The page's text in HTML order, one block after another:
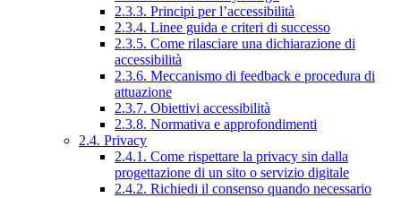
2.3.3. Principi per l’accessibilità
2.3.4. Linee guida e criteri di successo
2.3.5. Come rilasciare una dichiarazione di
accessibilità
2.3.6. Meccanismo di feedback e procedura di
attuazione
2.3.7. Obiettivi accessibilità
2.3.8. Normativa e approfondimenti
2.4. Privacy
2.4.1. Come rispettare la privacy sin dalla
progettazione di un sito o servizio digitale
2.4.2. Richiedi il consenso quando necessario